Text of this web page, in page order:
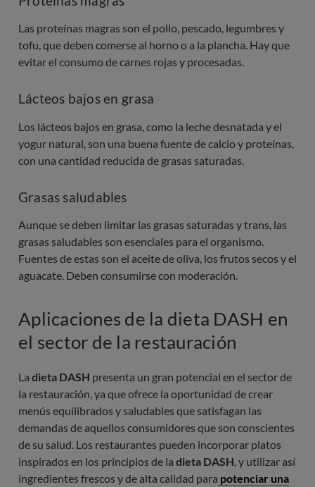
Las proteínas magras son el pollo, pescado, legumbres y
tofu, que deben comerse al horno o a la plancha. Hay que
evitar el consumo de carnes rojas y procesadas.
Lácteos bajos en grasa
Los lácteos bajos en grasa, como la leche desnatada y el
yogur natural, son una buena fuente de calcio y proteínas,
con una cantidad reducida de grasas saturadas.
Grasas saludables
Aunque se deben limitar las grasas saturadas y trans, las
grasas saludables son esenciales para el organismo.
Fuentes de estas son el aceite de oliva, los frutos secos y el
aguacate. Deben consumirse con moderación.
Aplicaciones de la dieta DASH en
el sector de la restauración
La dieta DASH presenta un gran potencial en el sector de
la restauración, ya que ofrece la oportunidad de crear
menús equilibrados y saludables que satisfagan las
demandas de aquellos consumidores que son conscientes
de su salud. Los restaurantes pueden incorporar platos
inspirados en los principios de la dieta DASH, y utilizar así
ingredientes frescos y de alta calidad para potenciar una